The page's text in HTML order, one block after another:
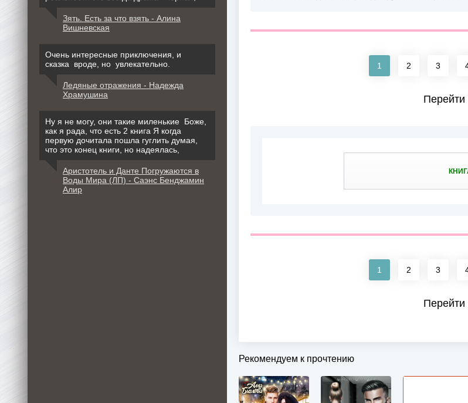
1 2 3
Перейти
1 2 3
Перейти
Рекомендуем к прочтению
Зять. Есть за что взять - Алина
Вишневская
Очень интересные приключения, и
сказка вроде, но увлекательно.
Ледяные отражения - Надежда
Храмушина
Ну я не могу, они такие миленькие Боже,
как я рада, что есть 2 книга Я когда
первую дочитала пошла гуглить думая,
что это конец книги, но надеялась,
Аристотель и Данте Погружаются в
Воды Мира (ЛП) - Саэнс Бенджамин
Алир